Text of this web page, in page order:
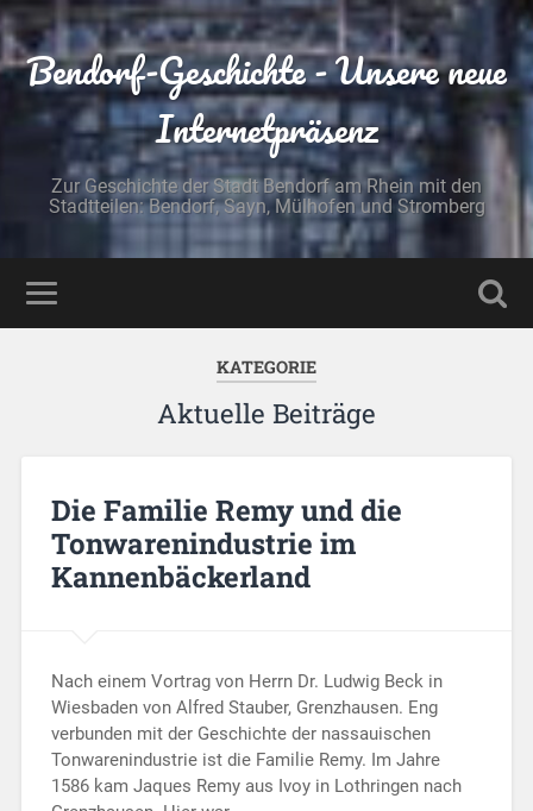
Bendorf-Geschichte - Unsere neue
Internetpräsenz
Zur Geschichte der Stadt Bendorf am Rhein mit den
Stadtteilen: Bendorf, Sayn, Mülhofen und Stromberg
KATEGORIE
Aktuelle Beiträge
Die Familie Remy und die
Tonwarenindustrie im
Kannenbäckerland
Nach einem Vortrag von Herrn Dr. Ludwig Beck in
Wiesbaden von Alfred Stauber, Grenzhausen. Eng
verbunden mit der Geschichte der nassauischen
Tonwarenindustrie ist die Familie Remy. Im Jahre
1586 kam Jaques Remy aus Ivoy in Lothringen nach